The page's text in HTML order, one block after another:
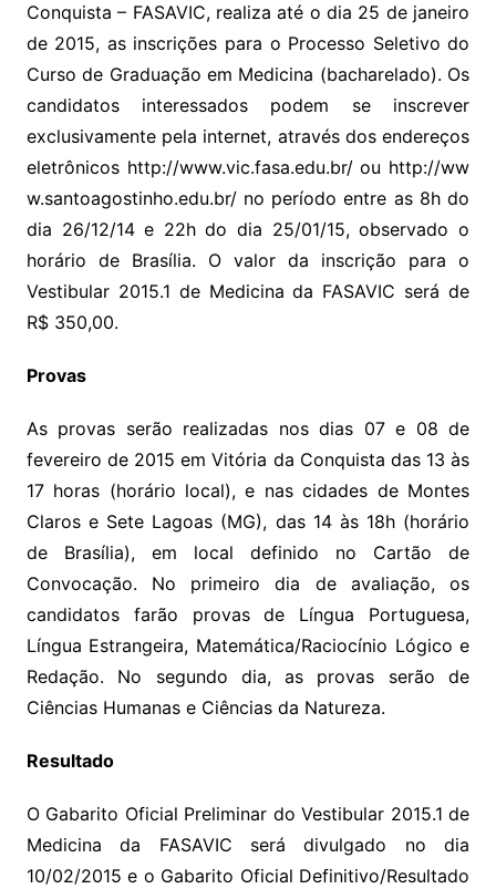
Conquista – FASAVIC, realiza até o dia 25 de janeiro
de 2015, as inscrições para o Processo Seletivo do
Curso de Graduação em Medicina (bacharelado). Os
candidatos interessados podem se inscrever
exclusivamente pela internet, através dos endereços
eletrônicos http://www.vic.fasa.edu.br/ ou http://ww
w.santoagostinho.edu.br/ no período entre as 8h do
dia 26/12/14 e 22h do dia 25/01/15, observado o
horário de Brasília. O valor da inscrição para o
Vestibular 2015.1 de Medicina da FASAVIC será de
R$ 350,00.
Provas
As provas serão realizadas nos dias 07 e 08 de
fevereiro de 2015 em Vitória da Conquista das 13 às
17 horas (horário local), e nas cidades de Montes
Claros e Sete Lagoas (MG), das 14 às 18h (horário
de Brasília), em local definido no Cartão de
Convocação. No primeiro dia de avaliação, os
candidatos farão provas de Língua Portuguesa,
Língua Estrangeira, Matemática/Raciocínio Lógico e
Redação. No segundo dia, as provas serão de
Ciências Humanas e Ciências da Natureza.
Resultado
O Gabarito Oficial Preliminar do Vestibular 2015.1 de
Medicina da FASAVIC será divulgado no dia
10/02/2015 e o Gabarito Oficial Definitivo/Resultado